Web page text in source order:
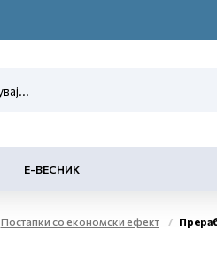
Е-ВЕСНИК
Постапки со економски ефект